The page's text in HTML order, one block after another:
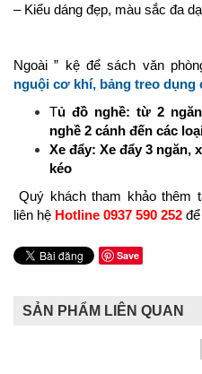
– Kiểu dáng đẹp, màu sắc đa
Ngoài ” kệ để sách văn
nguội cơ khí, bảng treo dụng
Tủ đồ nghề: từ 2
nghề 2 cánh đến các
Xe đẩy: Xe đẩy 3 ngăn,
kéo
Quý khách tham khảo thêm
liên hệ Hotline 0937 590 252
Save
SẢN PHẨM LIÊN QUAN